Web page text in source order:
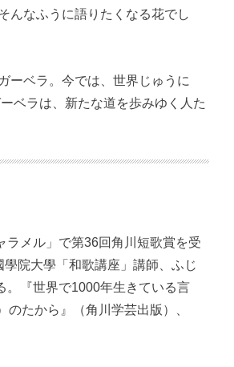
なふうに語りたくなる花でし
ーベラ。今では、世界じゅうに
ベラは、新たな道を歩みゆく人た
メル」で第36回角川短歌賞を受
院大學「和歌講座」講師、ふじ
。『世界で1000年生きている言
たから』（角川学芸出版）、